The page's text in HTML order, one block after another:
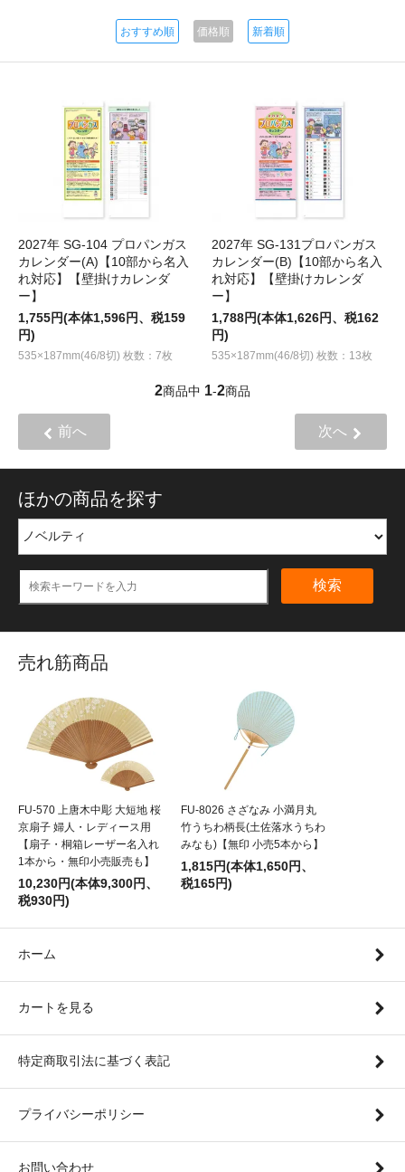
おすすめ順 価格順 新着順
2027年 SG-104 プロパンガス
カレンダー(A)【10部から名入
れ対応】【壁掛けカレンダ
ー】
1,755円(本体1,596円、税159
円)
535×187mm(46/8切) 枚数：7枚
2027年 SG-131プロパンガス
カレンダー(B)【10部から名入
れ対応】【壁掛けカレンダ
ー】
1,788円(本体1,626円、税162
円)
535×187mm(46/8切) 枚数：13枚
2商品中 1-2商品
前へ 次へ
ほかの商品を探す
検索
売れ筋商品
FU-570 上唐木中彫 大短地 桜
京扇子 婦人・レディース用
【扇子・桐箱レーザー名入れ
1本から・無印小売販売も】
10,230円(本体9,300円、
税930円)
FU-8026 さざなみ 小満月丸
竹うちわ柄長(土佐落水うちわ
みなも)【無印 小売5本から】
1,815円(本体1,650円、
税165円)
ホーム
カートを見る
特定商取引法に基づく表記
プライバシーポリシー
お問い合わせ